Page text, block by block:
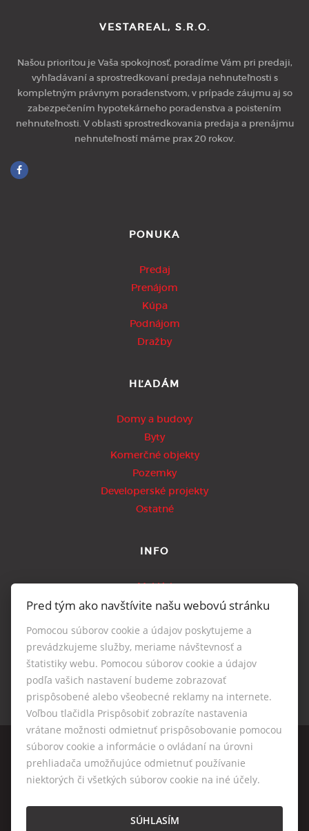
VESTAREAL, S.R.O.
Našou prioritou je Vaša spokojnosť, poradíme Vám pri predaji,
vyhľadávaní a sprostredkovaní predaja nehnuteľnosti s
kompletným právnym poradenstvom, v prípade záujmu aj so
zabezpečením hypotekárneho poradenstva a poistením
nehnuteľnosti. V oblasti sprostredkovania predaja a prenájmu
nehnuteľností máme prax 20 rokov.
PONUKA
Predaj
Prenájom
Kúpa
Podnájom
Dražby
HĽADÁM
Domy a budovy
Byty
Komerčné objekty
Pozemky
Developerské projekty
Ostatné
INFO
Makléri
Napíšte nám
Nastavenie cookies
Pekárska 176/30, Trnava 917 01, Tel.: +421910490879, E-mail:
info@vestareal.sk
Pred tým ako navštívite našu webovú stránku
Pomocou súborov cookie a údajov poskytujeme a
prevádzkujeme služby, meriame návštevnosť a
štatistiky webu. Pomocou súborov cookie a údajov
podľa vašich nastavení budeme zobrazovať
prispôsobené alebo všeobecné reklamy na internete.
Voľbou tlačidla Prispôsobiť zobrazíte nastavenia
vrátane možnosti odmietnuť prispôsobovanie pomocou
súborov cookie a informácie o ovládaní na úrovni
prehliadača umožňujúce odmietnuť používanie
niektorých či všetkých súborov cookie na iné účely.
SÚHLASÍM